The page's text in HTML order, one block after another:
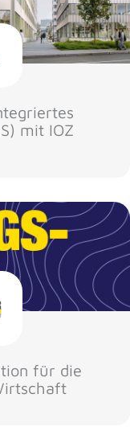
mit IOZ
für die